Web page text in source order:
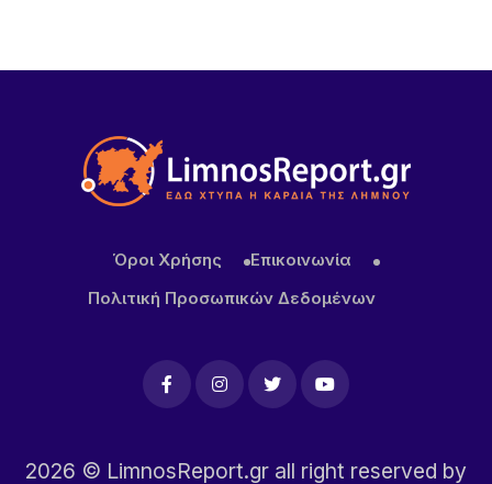
Όροι Χρήσης
Επικοινωνία
Πολιτική Προσωπικών Δεδομένων
2026 © LimnosReport.gr all right reserved by